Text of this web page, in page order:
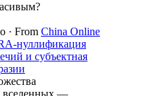
· From China Online
нуллификация
и субъектная